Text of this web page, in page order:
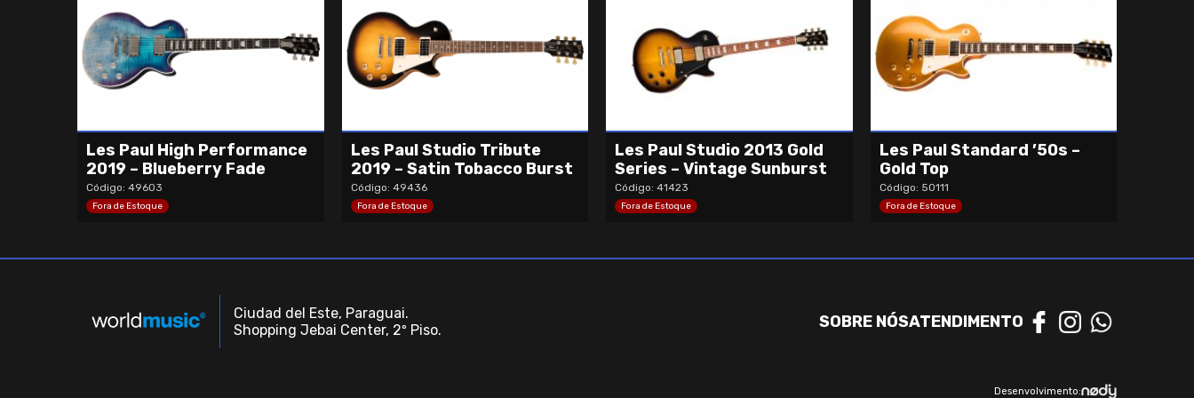
Les Paul High Performance
2019 – Blueberry Fade
Código: 49603
Fora de Estoque
Les Paul Studio Tribute
2019 – Satin Tobacco Burst
Código: 49436
Fora de Estoque
Les Paul Studio 2013 Gold
Series – Vintage Sunburst
Código: 41423
Fora de Estoque
Les Paul Standard ’50s –
Gold Top
Código: 50111
Fora de Estoque
Ciudad del Este, Paraguai.
Shopping Jebai Center, 2º Piso.
SOBRE NÓSATENDIMENTO
Desenvolvimento: